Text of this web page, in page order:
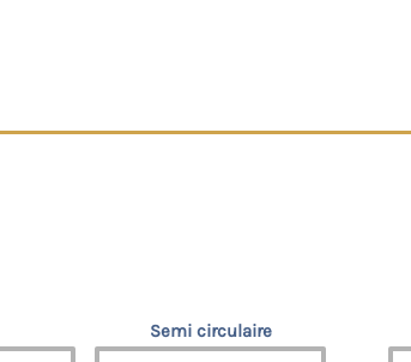
Semi circulaire